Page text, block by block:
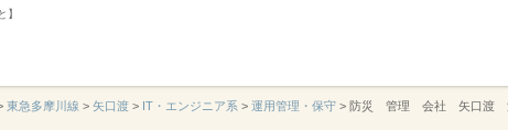
】
東急多摩川線 > 矢口渡 > IT・エンジニア系 > 運用管理・保守 > 防災 管理 会社 矢口渡